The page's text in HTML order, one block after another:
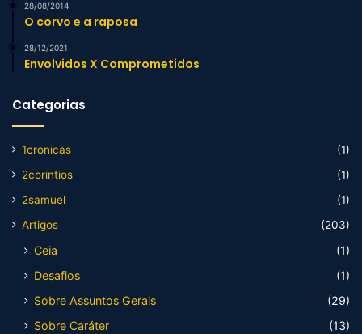
28/08/2014
O corvo e a raposa
28/12/2021
Envolvidos X Comprometidos
Categorias
1cronicas
(1)
2corintios
(1)
2samuel
(1)
Artigos
(203)
Ceia
(1)
Desafios
(1)
Sobre Assuntos Gerais
(29)
Sobre Caráter
(13)